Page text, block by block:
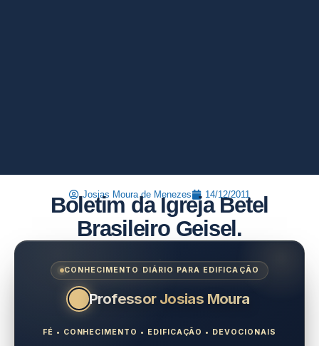
Josias Moura de Menezes 14/12/2011
Boletim da Igreja Betel
Brasileiro Geisel.
CONHECIMENTO DIÁRIO PARA EDIFICAÇÃO
Professor Josias Moura
FÉ • CONHECIMENTO • EDIFICAÇÃO • DEVOCIONAIS